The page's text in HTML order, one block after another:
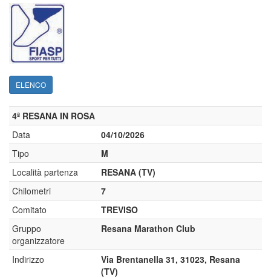
ELENCO
4ª RESANA IN ROSA
Data
04/10/2026
Tipo
M
Località partenza
RESANA (TV)
Chilometri
7
Comitato
TREVISO
Gruppo
organizzatore
Resana Marathon Club
Indirizzo
Via Brentanella 31, 31023, Resana
(TV)